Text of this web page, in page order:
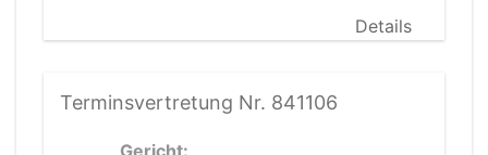
Details
Terminsvertretung Nr. 841106
Gericht: